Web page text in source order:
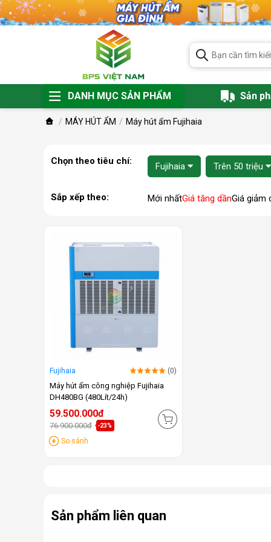
DANH MỤC SẢN PHẨM Sản
MÁY HÚT ẨM Máy hút ẩm Fujihaia
Chọn theo tiêu chí: Fujihaia Trên 50 triệu
Sắp xếp theo: Mới nhấtGiá tăng dầnGiá giảm
Fujihaia (0)
Máy hút ẩm công nghiệp Fujihaia
DH480BG (480Lít/24h)
59.500.000đ
76.900.000đ -23%
So sánh
Sản phẩm liên quan